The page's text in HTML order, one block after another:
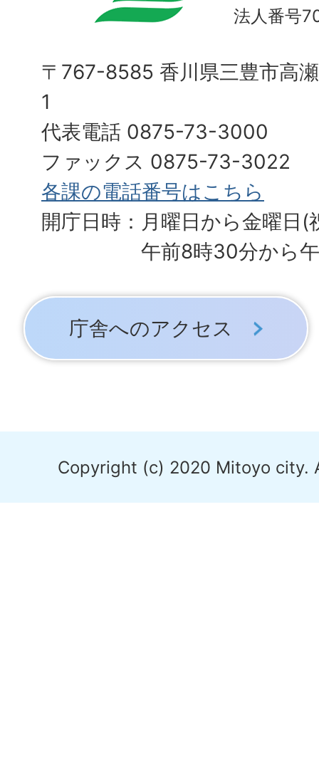
法人番号
〒767-8585 香川県三豊市高
1
代表電話 0875-73-3000
ファックス 0875-73-3022
各課の電話番号はこちら
開庁日時：月曜日から金曜日(
午前8時30分から
庁舎へのアクセス
Copyright (c) 2020 Mitoyo city.